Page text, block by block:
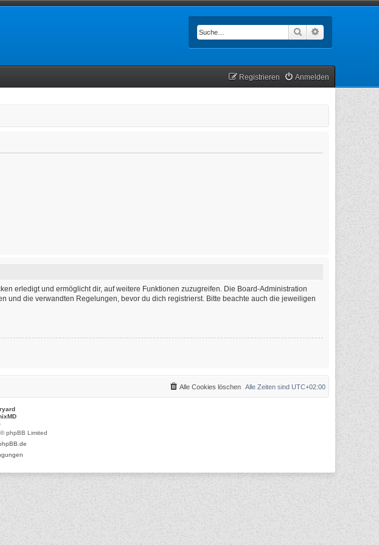
Suche
Anmelden
Registrieren
erledigt und ermöglicht dir, auf weitere Funktionen zuzugreifen. Die Board-Administration
die verwandten Regelungen, bevor du dich registrierst. Bitte beachte auch die jeweiligen
Alle Zeiten sind UTC+02:00
Alle Cookies löschen
phpBB Limited